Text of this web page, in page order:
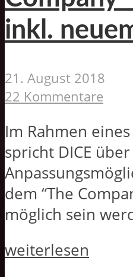
inkl.
21. August 2018
22 Kommentare
Im Rahmen
spricht DICE
dem “The
möglich sein
weiterlesen